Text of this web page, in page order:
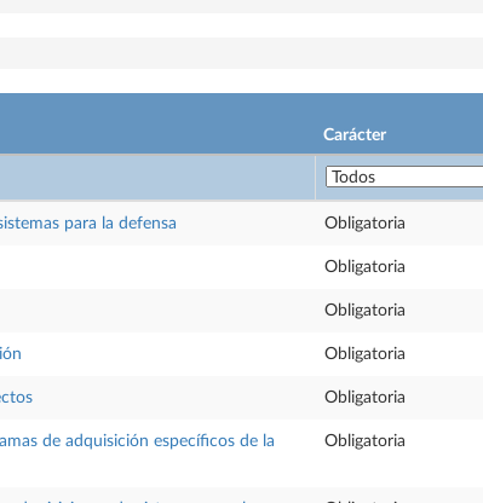
Carácter
para la defensa Obligatoria
Obligatoria
Obligatoria
Obligatoria
Obligatoria
de adquisición específicos de la
Obligatoria